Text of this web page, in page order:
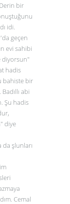
bir
idi.
geçen
evi sahibi
diyorsun"
hadis
bahiste bir
abi
Şu hadis
diye
da şlunları
Cemal